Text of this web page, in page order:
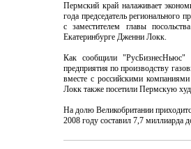
Пермский край налаживает
года председатель регионального
с заместителем главы
Екатеринбурге Дженни Локк.
Как сообщили "РусБизнесНьюс"
предприятия по производству
вместе с российскими
Локк также посетили Пермскую
На долю Великобритании
2008 году составил 7,7 миллиарда